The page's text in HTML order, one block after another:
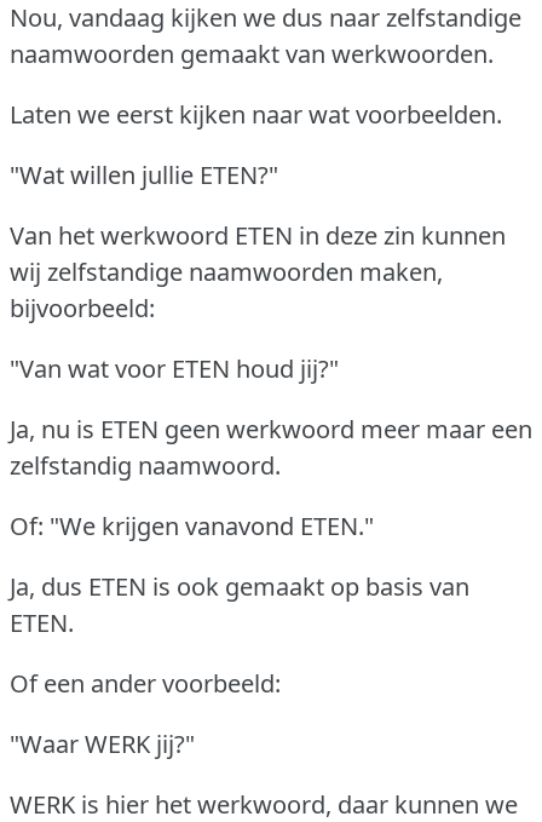
Nou, vandaag kijken we dus naar zelfstandige
naamwoorden gemaakt van werkwoorden.
Laten we eerst kijken naar wat voorbeelden.
"Wat willen jullie ETEN?"
Van het werkwoord ETEN in deze zin kunnen
wij zelfstandige naamwoorden maken,
bijvoorbeeld:
"Van wat voor ETEN houd jij?"
Ja, nu is ETEN geen werkwoord meer maar een
zelfstandig naamwoord.
Of: "We krijgen vanavond ETEN."
Ja, dus ETEN is ook gemaakt op basis van
ETEN.
Of een ander voorbeeld:
"Waar WERK jij?"
WERK is hier het werkwoord, daar kunnen we